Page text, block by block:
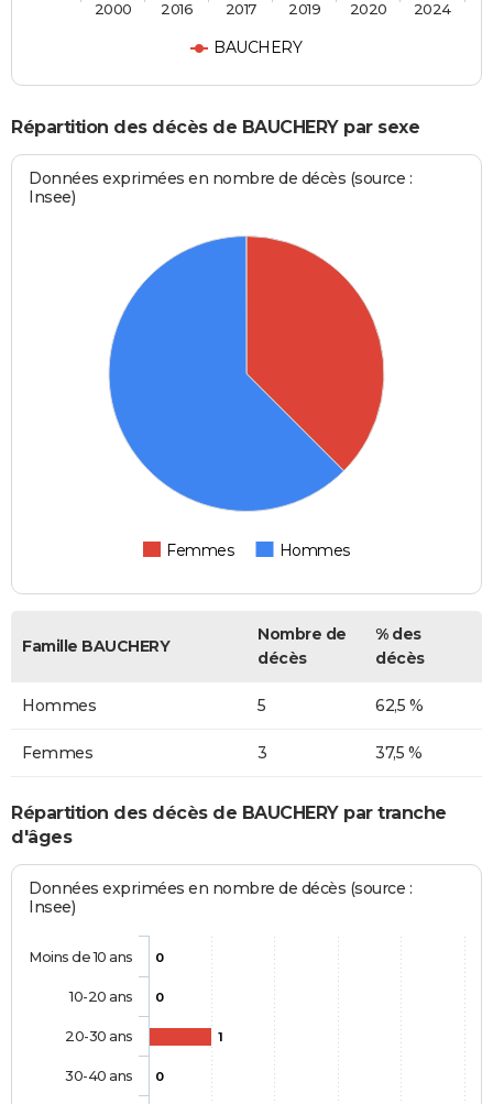
BAUCHERY
2000 2016 2017 2019 2020 2024
Répartition des décès de BAUCHERY par sexe
Données exprimées en nombre de décès (source :
Insee)
Femmes Hommes
Famille BAUCHERY
Nombre de
décès
% des
décès
Hommes 5 62,5 %
Femmes 3 37,5 %
Répartition des décès de BAUCHERY par tranche
d'âges
Données exprimées en nombre de décès (source :
Insee)
0
0
1
0
Moins de 10 ans
10-20 ans
20-30 ans
30-40 ans